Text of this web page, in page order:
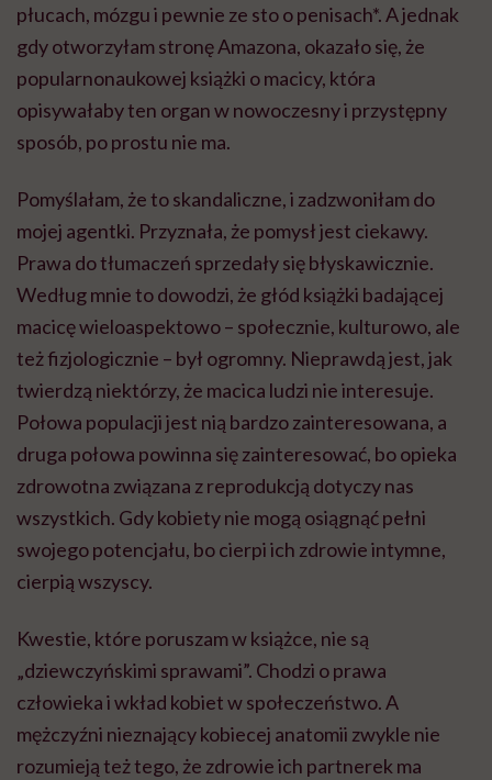
płucach, mózgu i pewnie ze sto o penisach*. A jednak
gdy otworzyłam stronę Amazona, okazało się, że
popularnonaukowej książki o macicy, która
opisywałaby ten organ w nowoczesny i przystępny
sposób, po prostu nie ma.
Pomyślałam, że to skandaliczne, i zadzwoniłam do
mojej agentki. Przyznała, że pomysł jest ciekawy.
Prawa do tłumaczeń sprzedały się błyskawicznie.
Według mnie to dowodzi, że głód książki badającej
macicę wieloaspektowo – społecznie, kulturowo, ale
też fizjologicznie – był ogromny. Nieprawdą jest, jak
twierdzą niektórzy, że macica ludzi nie interesuje.
Połowa populacji jest nią bardzo zainteresowana, a
druga połowa powinna się zainteresować, bo opieka
zdrowotna związana z reprodukcją dotyczy nas
wszystkich. Gdy kobiety nie mogą osiągnąć pełni
swojego potencjału, bo cierpi ich zdrowie intymne,
cierpią wszyscy.
Kwestie, które poruszam w książce, nie są
„dziewczyńskimi sprawami”. Chodzi o prawa
człowieka i wkład kobiet w społeczeństwo. A
mężczyźni nieznający kobiecej anatomii zwykle nie
rozumieją też tego, że zdrowie ich partnerek ma